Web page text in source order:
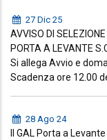
27 Dic 25
AVVISO DI
PORTA A LEVANTE
Si allega Avvio e
Scadenza ore 12.00
28 Ago 24
Il GAL Porta a